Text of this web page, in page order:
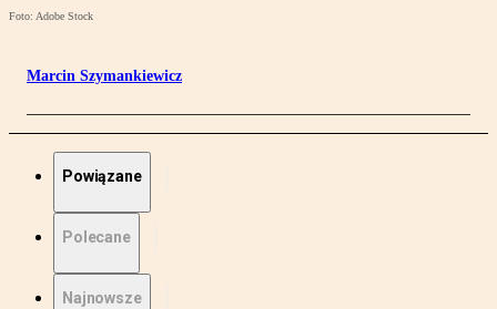
Foto: Adobe Stock
Marcin Szymankiewicz
Powiązane
Polecane
Najnowsze